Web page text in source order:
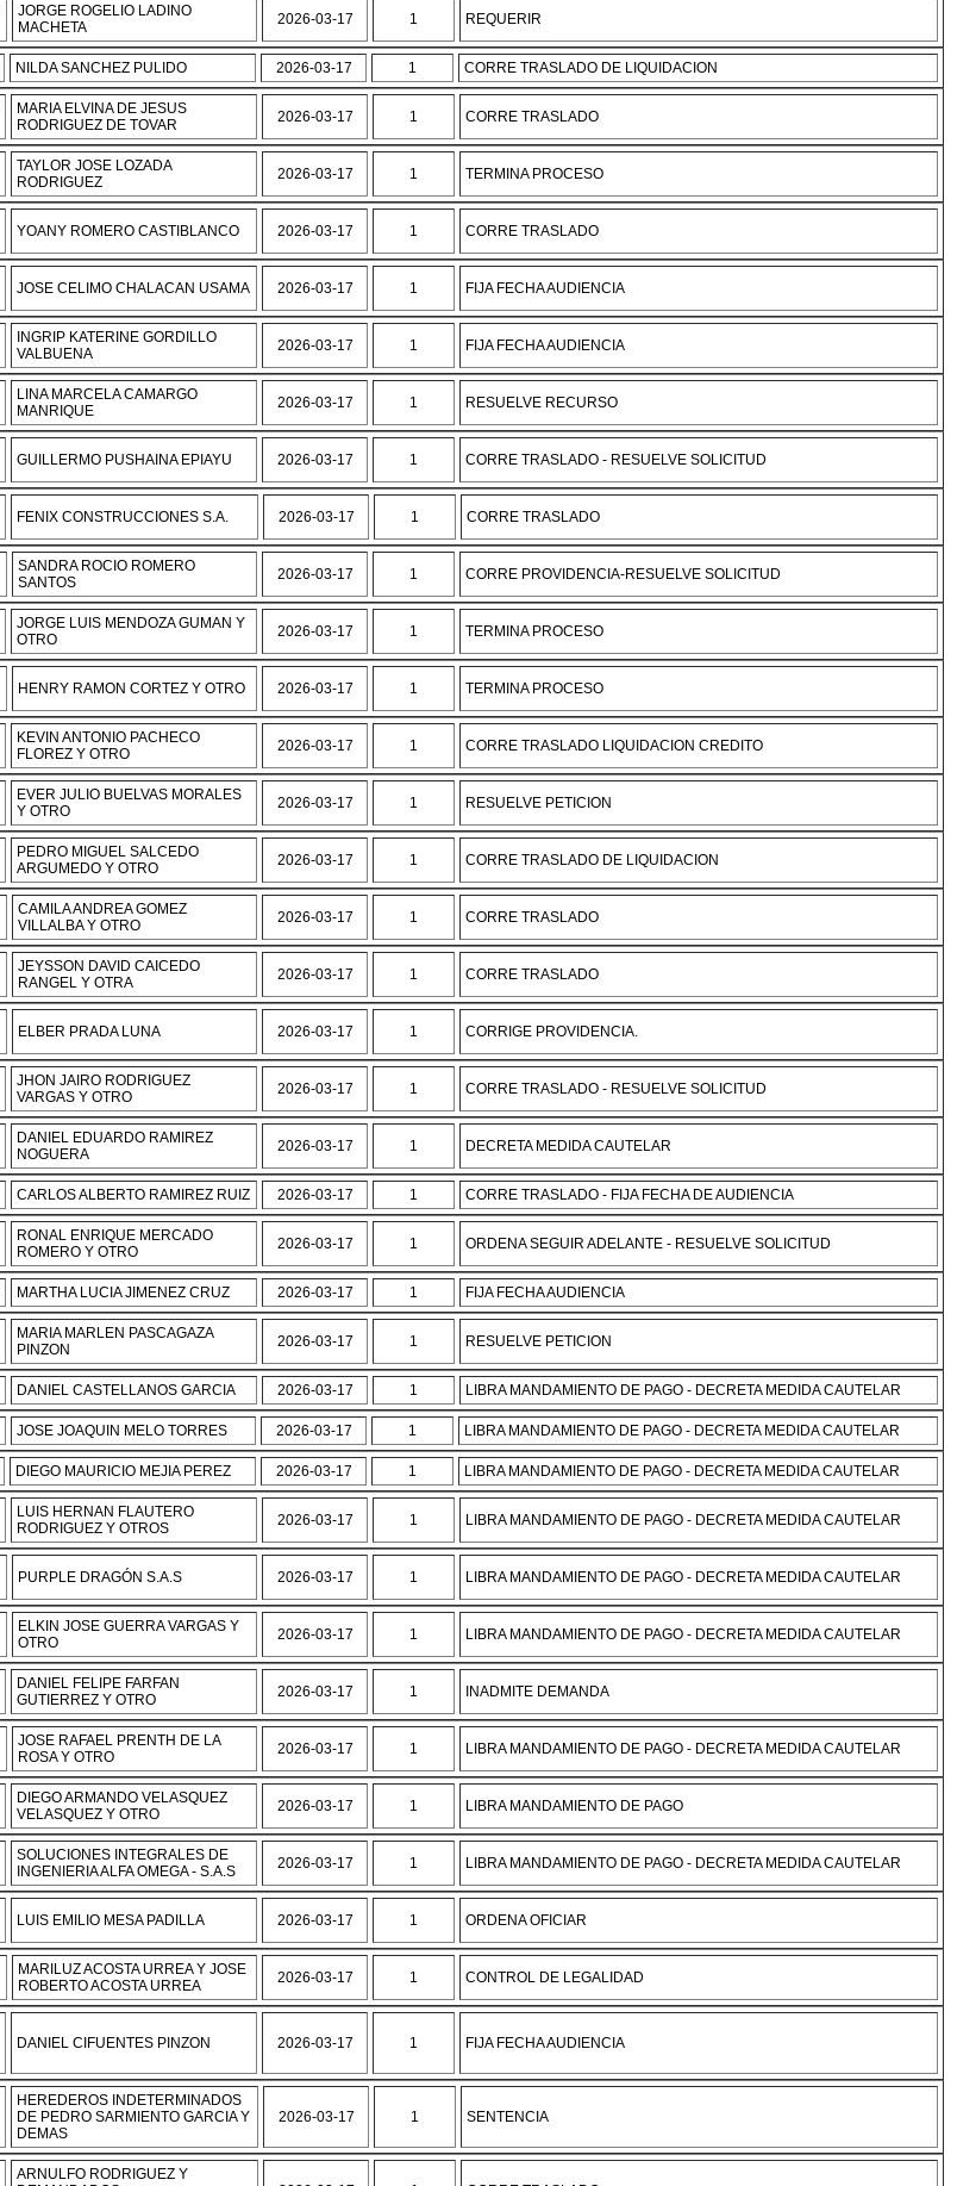
JORGE ROGELIO LADINO
MACHETA
2026-03-17 1 REQUERIR
NILDA SANCHEZ PULIDO 2026-03-17 1 CORRE TRASLADO DE LIQUIDACION
MARIA ELVINA DE JESUS
RODRIGUEZ DE TOVAR
2026-03-17 1 CORRE TRASLADO
TAYLOR JOSE LOZADA
RODRIGUEZ
2026-03-17 1 TERMINA PROCESO
YOANY ROMERO CASTIBLANCO 2026-03-17 1 CORRE TRASLADO
JOSE CELIMO CHALACAN USAMA 2026-03-17 1 FIJA FECHA AUDIENCIA
INGRIP KATERINE GORDILLO
VALBUENA
2026-03-17 1 FIJA FECHA AUDIENCIA
LINA MARCELA CAMARGO
MANRIQUE
2026-03-17 1 RESUELVE RECURSO
GUILLERMO PUSHAINA EPIAYU 2026-03-17 1 CORRE TRASLADO - RESUELVE SOLICITUD
FENIX CONSTRUCCIONES S.A. 2026-03-17 1 CORRE TRASLADO
SANDRA ROCIO ROMERO
SANTOS
2026-03-17 1 CORRE PROVIDENCIA-RESUELVE SOLICITUD
JORGE LUIS MENDOZA GUMAN Y
OTRO
2026-03-17 1 TERMINA PROCESO
HENRY RAMON CORTEZ Y OTRO 2026-03-17 1 TERMINA PROCESO
KEVIN ANTONIO PACHECO
FLOREZ Y OTRO
2026-03-17 1 CORRE TRASLADO LIQUIDACION CREDITO
EVER JULIO BUELVAS MORALES
Y OTRO
2026-03-17 1 RESUELVE PETICION
PEDRO MIGUEL SALCEDO
ARGUMEDO Y OTRO
2026-03-17 1 CORRE TRASLADO DE LIQUIDACION
CAMILA ANDREA GOMEZ
VILLALBA Y OTRO
2026-03-17 1 CORRE TRASLADO
JEYSSON DAVID CAICEDO
RANGEL Y OTRA
2026-03-17 1 CORRE TRASLADO
ELBER PRADA LUNA 2026-03-17 1 CORRIGE PROVIDENCIA.
JHON JAIRO RODRIGUEZ
VARGAS Y OTRO
2026-03-17 1 CORRE TRASLADO - RESUELVE SOLICITUD
DANIEL EDUARDO RAMIREZ
NOGUERA
2026-03-17 1 DECRETA MEDIDA CAUTELAR
CARLOS ALBERTO RAMIREZ RUIZ 2026-03-17 1 CORRE TRASLADO - FIJA FECHA DE AUDIENCIA
RONAL ENRIQUE MERCADO
ROMERO Y OTRO
2026-03-17 1 ORDENA SEGUIR ADELANTE - RESUELVE SOLICITUD
MARTHA LUCIA JIMENEZ CRUZ 2026-03-17 1 FIJA FECHA AUDIENCIA
MARIA MARLEN PASCAGAZA
PINZON
2026-03-17 1 RESUELVE PETICION
DANIEL CASTELLANOS GARCIA 2026-03-17 1 LIBRA MANDAMIENTO DE PAGO - DECRETA MEDIDA CAUTELAR
JOSE JOAQUIN MELO TORRES 2026-03-17 1 LIBRA MANDAMIENTO DE PAGO - DECRETA MEDIDA CAUTELAR
DIEGO MAURICIO MEJIA PEREZ 2026-03-17 1 LIBRA MANDAMIENTO DE PAGO - DECRETA MEDIDA CAUTELAR
LUIS HERNAN FLAUTERO
RODRIGUEZ Y OTROS
2026-03-17 1 LIBRA MANDAMIENTO DE PAGO - DECRETA MEDIDA CAUTELAR
PURPLE DRAGÓN S.A.S 2026-03-17 1 LIBRA MANDAMIENTO DE PAGO - DECRETA MEDIDA CAUTELAR
ELKIN JOSE GUERRA VARGAS Y
OTRO
2026-03-17 1 LIBRA MANDAMIENTO DE PAGO - DECRETA MEDIDA CAUTELAR
DANIEL FELIPE FARFAN
GUTIERREZ Y OTRO
2026-03-17 1 INADMITE DEMANDA
JOSE RAFAEL PRENTH DE LA
ROSA Y OTRO
2026-03-17 1 LIBRA MANDAMIENTO DE PAGO - DECRETA MEDIDA CAUTELAR
DIEGO ARMANDO VELASQUEZ
VELASQUEZ Y OTRO
2026-03-17 1 LIBRA MANDAMIENTO DE PAGO
SOLUCIONES INTEGRALES DE
INGENIERIA ALFA OMEGA - S.A.S
2026-03-17 1 LIBRA MANDAMIENTO DE PAGO - DECRETA MEDIDA CAUTELAR
LUIS EMILIO MESA PADILLA 2026-03-17 1 ORDENA OFICIAR
MARILUZ ACOSTA URREA Y JOSE
ROBERTO ACOSTA URREA
2026-03-17 1 CONTROL DE LEGALIDAD
DANIEL CIFUENTES PINZON 2026-03-17 1 FIJA FECHA AUDIENCIA
HEREDEROS INDETERMINADOS
DE PEDRO SARMIENTO GARCIA Y
DEMAS
2026-03-17 1 SENTENCIA
ARNULFO RODRIGUEZ Y